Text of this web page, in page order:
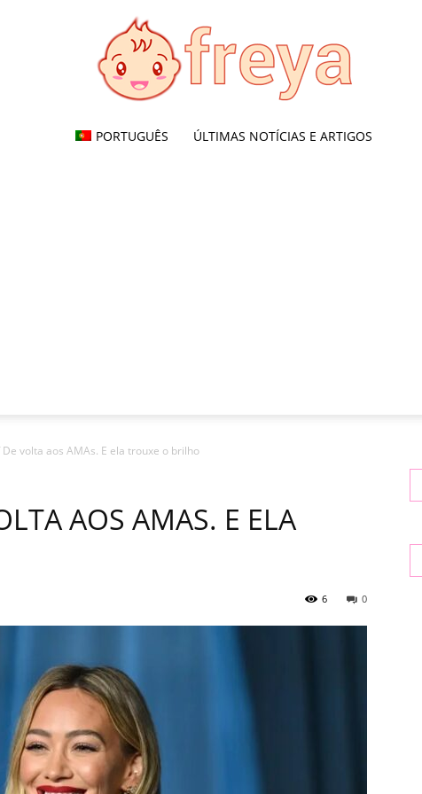
PORTUGUÊS ÚLTIMAS NOTÍCIAS E ARTIGOS
volta aos AMAs. E ela trouxe o brilho
AOS AMAS. E ELA
0
6